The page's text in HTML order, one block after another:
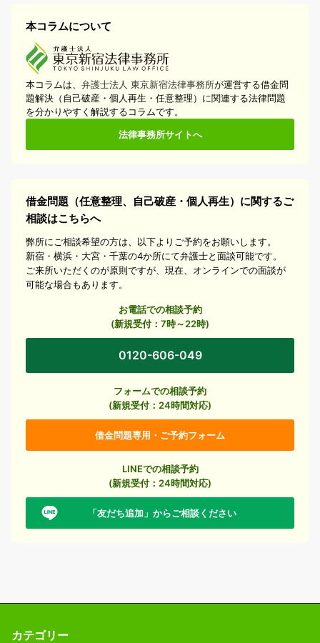
本コラムについて
本コラムは、 弁護士法人 東京新宿法律事務所が運営する借金問
題解決（自己破産・個人再生・任意整理）に関連する法律問題
を分かりやすく解説するコラムです。
法律事務所サイトへ
借金問題（任意整理、自己破産・個人再生）に関するご
相談はこちらへ
弊所にご相談希望の方は、以下よりご予約をお願いします。
新宿・横浜・大宮・千葉の4か所にて弁護士と面談可能です。
ご来所いただくのが原則ですが、現在、オンラインでの面談が
可能な場合もあります。
お電話での相談予約
(新規受付：7時～22時)
0120-606-049
フォームでの相談予約
(新規受付：24時間対応)
借金問題専用・ご予約フォーム
LINEでの相談予約
(新規受付：24時間対応)
「友だち追加」からご相談ください
カテゴリー